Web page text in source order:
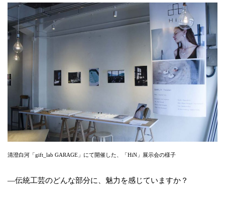
清澄白河「gift_lab GARAGE」にて開催した、「HiN」展示会の様子
—伝統工芸のどんな部分に、魅力を感じていますか？